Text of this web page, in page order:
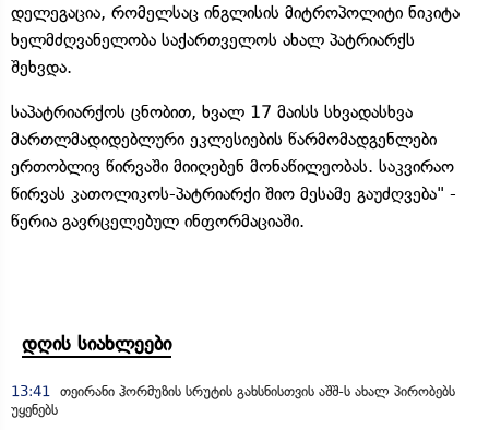
დელეგაცია, რომელსაც ინგლისის მიტროპოლიტი ნიკიტა
ხელმძღვანელობა საქართველოს ახალ პატრიარქს
შეხვდა.
საპატრიარქოს ცნობით, ხვალ 17 მაისს სხვადასხვა
მართლმადიდებლური ეკლესიების წარმომადგენლები
ერთობლივ წირვაში მიიღებენ მონაწილეობას. საკვირაო
წირვას კათოლიკოს-პატრიარქი შიო მესამე გაუძღვება" -
წერია გავრცელებულ ინფორმაციაში.
დღის სიახლეები
13:41
თეირანი ჰორმუზის სრუტის გახსნისთვის აშშ-ს ახალ პირობებს
უყენებს